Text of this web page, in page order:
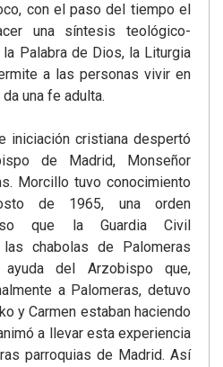
con el paso del tiempo el
una síntesis teológico-
Palabra de Dios, la Liturgia
a las personas vivir en
una fe adulta.
iniciación cristiana despertó
de Madrid, Monseñor
Morcillo tuvo conocimiento
de 1965, una orden
que la Guardia Civil
chabolas de Palomeras
del Arzobispo que,
a Palomeras, detuvo
y Carmen estaban haciendo
a llevar esta experiencia
parroquias de Madrid. Así